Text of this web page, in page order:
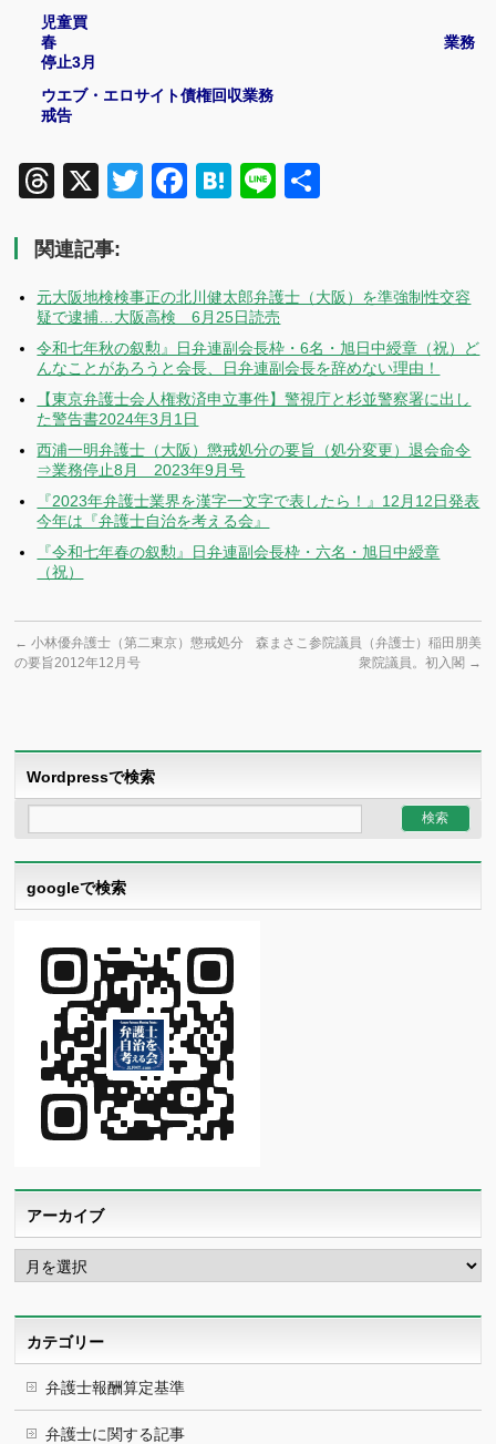
児童買
春 業務
停止3月
ウエブ・エロサイト債権回収業務
戒告
Threads
X TwitterFacebook
Hatena
Line
関連記事:
元大阪地検検事正の北川健太郎弁護士（大阪）を準強制性交容
疑で逮捕…大阪高検 6月25日読売
令和七年秋の叙勲』日弁連副会長枠・6名・旭日中綬章（祝）ど
んなことがあろうと会長、日弁連副会長を辞めない理由！
【東京弁護士会人権救済申立事件】警視庁と杉並警察署に出し
た警告書2024年3月1日
西浦一明弁護士（大阪）懲戒処分の要旨（処分変更）退会命令
⇒業務停止8月 2023年9月号
『2023年弁護士業界を漢字一文字で表したら！』12月12日発表
今年は『弁護士自治を考える会』
『令和七年春の叙勲』日弁連副会長枠・六名・旭日中綬章
（祝）
← 小林優弁護士（第二東京）懲戒処分
の要旨2012年12月号
森まさこ参院議員（弁護士）稲田朋美
衆院議員。初入閣 →
Wordpressで検索
googleで検索
アーカイブ
ア
ー
カ
カテゴリー
弁護士報酬算定基準
弁護士に関する記事